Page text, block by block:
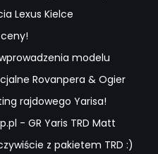
Lexus Kielce
modelu
Rovanpera & Ogier
rajdowego Yarisa!
- GR Yaris TRD Matt
z pakietem TRD :)